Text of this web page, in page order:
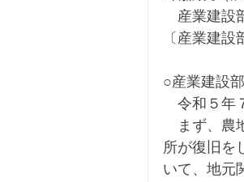
産業建設
〔産業建設
○産業建設
令和５年
まず、農
所が復旧を
いて、地元